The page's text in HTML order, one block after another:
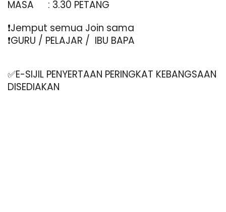
MASA
: 3.30 PETANG
❗️Jemput semua Join sama
❗️GURU / PELAJAR /  IBU BAPA
✅E-SIJIL PENYERTAAN PERINGKAT KEBANGSAAN
DISEDIAKAN